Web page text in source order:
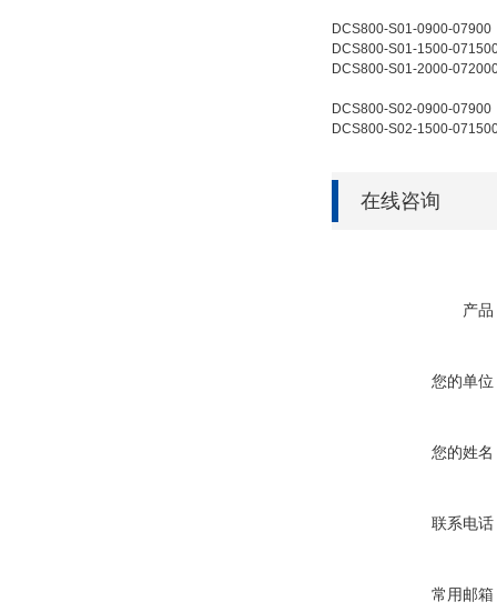
DCS800-S01-0900-07900
DCS800-S01-1500-07
DCS800-S01-2000-07
DCS800-S02-0900-07900
DCS800-S02-1500-07
在线咨询
产品
您的单位
您的姓名
联系电话
常用邮箱